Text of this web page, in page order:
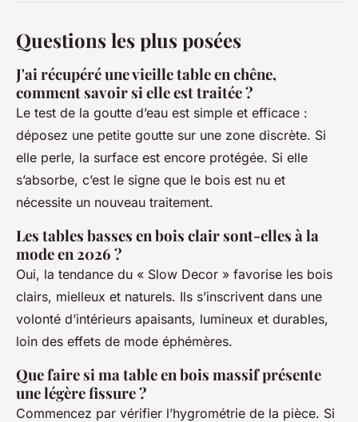
Questions les plus posées
J'ai récupéré une vieille table en chêne,
comment savoir si elle est traitée ?
Le test de la goutte d’eau est simple et efficace :
déposez une petite goutte sur une zone discrète. Si
elle perle, la surface est encore protégée. Si elle
s’absorbe, c’est le signe que le bois est nu et
nécessite un nouveau traitement.
Les tables basses en bois clair sont-elles à la
mode en 2026 ?
Oui, la tendance du « Slow Decor » favorise les bois
clairs, mielleux et naturels. Ils s’inscrivent dans une
volonté d’intérieurs apaisants, lumineux et durables,
loin des effets de mode éphémères.
Que faire si ma table en bois massif présente
une légère fissure ?
Commencez par vérifier l’hygrométrie de la pièce. Si